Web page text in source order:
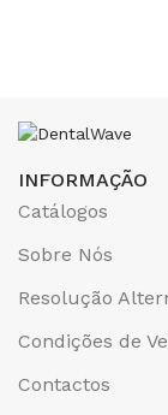
INFORMAÇÃO
Catálogos
Sobre Nós
Resolução
Condições de
Contactos